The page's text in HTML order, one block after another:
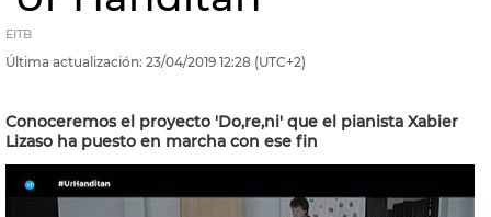
EITB
Última actualización: 23/04/2019 12:28 (UTC+2)
Conoceremos el proyecto 'Do,re,ni' que el pianista Xabier
Lizaso ha puesto en marcha con ese fin